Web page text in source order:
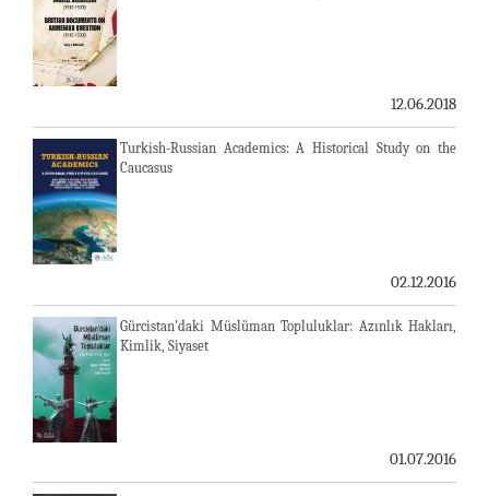
12.06.2018
Turkish-Russian Academics: A Historical Study on the
Caucasus
02.12.2016
Gürcistan'daki Müslüman Topluluklar: Azınlık Hakları,
Kimlik, Siyaset
01.07.2016